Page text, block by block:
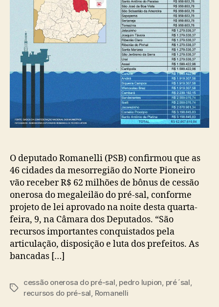
O deputado Romanelli (PSB) confirmou que as
46 cidades da mesorregião do Norte Pioneiro
vão receber R$ 62 milhões de bônus de cessão
onerosa do megaleilão do pré-sal, conforme
projeto de lei aprovado na noite desta quarta-
feira, 9, na Câmara dos Deputados. “São
recursos importantes conquistados pela
articulação, disposição e luta dos prefeitos. As
bancadas […]
Tags
cessão onerosa do pré-sal, pedro lupion, pré´sal,
recursos do pré-sal, Romanelli